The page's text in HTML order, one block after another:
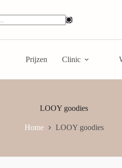
Prijzen Clinic
LOOY goodies
Home LOOY goodies